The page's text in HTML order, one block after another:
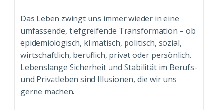
Das Leben zwingt uns immer wieder in eine
umfassende, tiefgreifende Transformation – ob
epidemiologisch, klimatisch, politisch, sozial,
wirtschaftlich, beruflich, privat oder persönlich.
Lebenslange Sicherheit und Stabilität im Berufs-
und Privatleben sind Illusionen, die wir uns
gerne machen.